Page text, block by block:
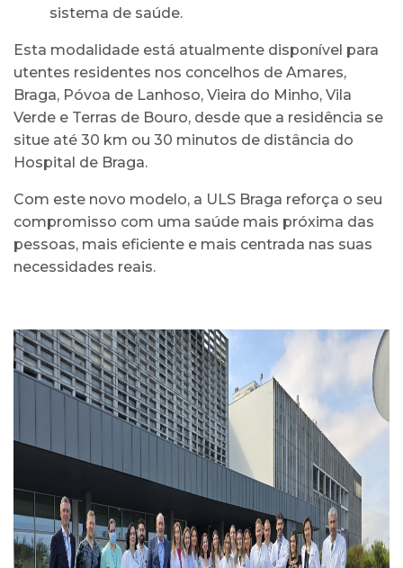
sistema de saúde.
Esta modalidade está atualmente disponível para
utentes residentes nos concelhos de Amares,
Braga, Póvoa de Lanhoso, Vieira do Minho, Vila
Verde e Terras de Bouro, desde que a residência se
situe até 30 km ou 30 minutos de distância do
Hospital de Braga.
Com este novo modelo, a ULS Braga reforça o seu
compromisso com uma saúde mais próxima das
pessoas, mais eficiente e mais centrada nas suas
necessidades reais.